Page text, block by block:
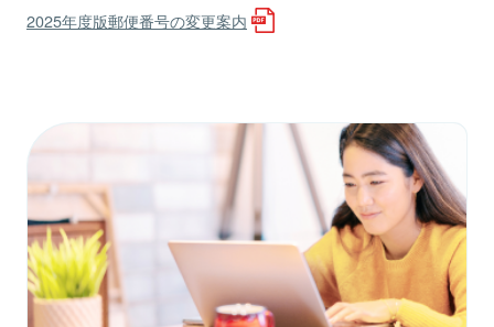
2025年度版郵便番号の変更案内